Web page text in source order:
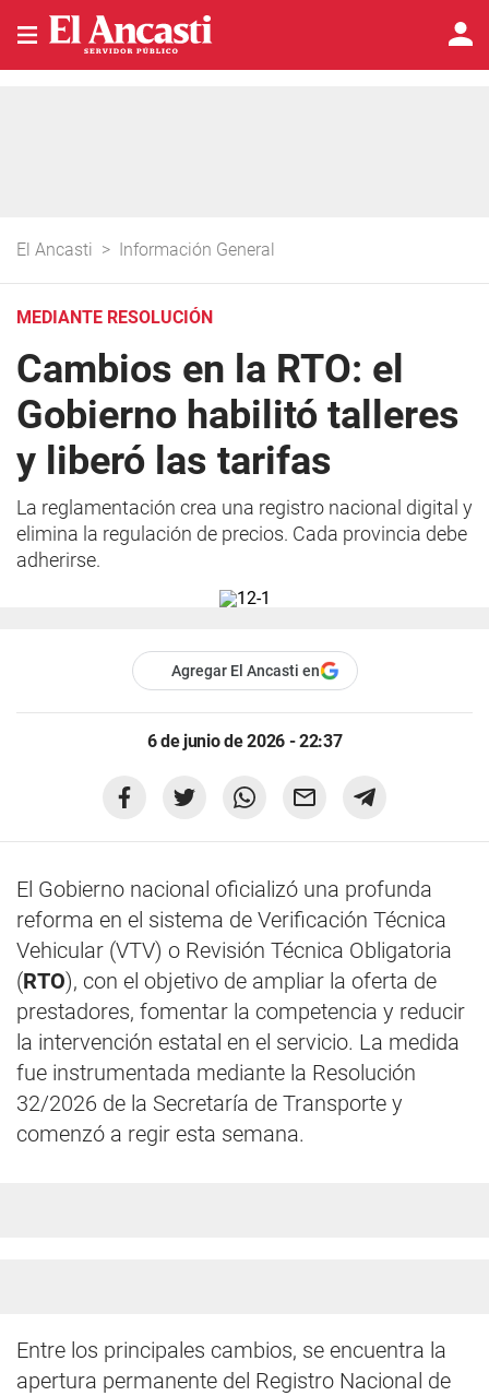
El Ancasti > Información General
MEDIANTE RESOLUCIÓN
Cambios en la RTO: el
Gobierno habilitó talleres
y liberó las tarifas
La reglamentación crea una registro nacional digital y
elimina la regulación de precios. Cada provincia debe
adherirse.
Agregar El Ancasti en
6 de junio de 2026 - 22:37
El Gobierno nacional oficializó una profunda
reforma en el sistema de Verificación Técnica
Vehicular (VTV) o Revisión Técnica Obligatoria
(RTO), con el objetivo de ampliar la oferta de
prestadores, fomentar la competencia y reducir
la intervención estatal en el servicio. La medida
fue instrumentada mediante la Resolución
32/2026 de la Secretaría de Transporte y
comenzó a regir esta semana.
Entre los principales cambios, se encuentra la
apertura permanente del Registro Nacional de